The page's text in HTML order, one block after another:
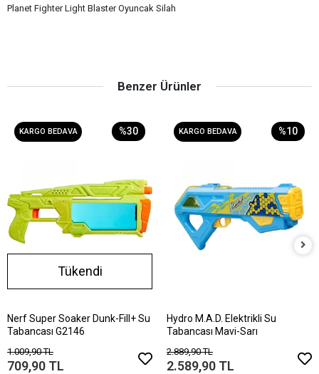
Planet Fighter Light Blaster Oyuncak Silah
Benzer Ürünler
KARGO BEDAVA %30
Tükendi
Nerf Super Soaker Dunk-Fill+ Su
Tabancası G2146
1.009,90 TL
709,90 TL
KARGO BEDAVA %10
Hydro M.A.D. Elektrikli Su
Tabancası Mavi-Sarı
2.889,90 TL
2.589,90 TL